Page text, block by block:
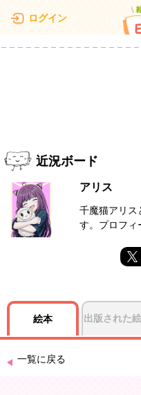
ログイン
近況ボード
アリス
千魔猫アリス
す。プロフィ
絵本 出版された
一覧に戻る